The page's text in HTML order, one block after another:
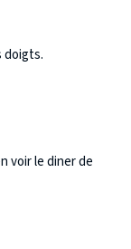
doigts.
voir le diner de